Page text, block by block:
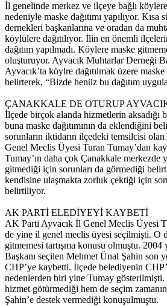
İl genelinde merkez ve ilçeye bağlı
nedeniyle maske dağıtımı yapılıyor. Kısa
dernekleri başkanlarına ve oradan da
köylülere dağıtılıyor. İlin en önemli
dağıtım yapılmadı. Köylere maske
oluşturuyor. Ayvacık Muhtarlar Derneği
Ayvacık’ta köylre dağıtılmak üzere maske
belirterek, “Bizde henüz bu dağıtım
ÇANAKKALE DE OTURUP
İlçede birçok alanda hizmetlerin aksadığı
buna maske dağıtımının da eklendiğini
sorunların iktidarın ilçedeki temsilcisi
Genel Meclis Üyesi Turan Tumay’dan
Tumay’ın daha çok Çanakkale merkezde
gitmediği için sorunları da görmediği
kendisine ulaşmakta zorluk çektiği için
belirtiliyor.
AK PARTİ ELEDİYEYİ KAYBETİ
AK Parti Ayvacık İl Genel Meclis Üyesi
de yine il genel meclis üyesi seçilmişti. O
gitmemesi tartışma konusu olmuştu. 2004
Başkanı seçilen Mehmet Ünal Şahin son
CHP’ye kaybetti. İlçede belediyenin
nedenlerden biri yine Tumay gösterilmişti.
hizmet götürmediği hem de seçim
Şahin’e destek vermediği konuşulmuştu.